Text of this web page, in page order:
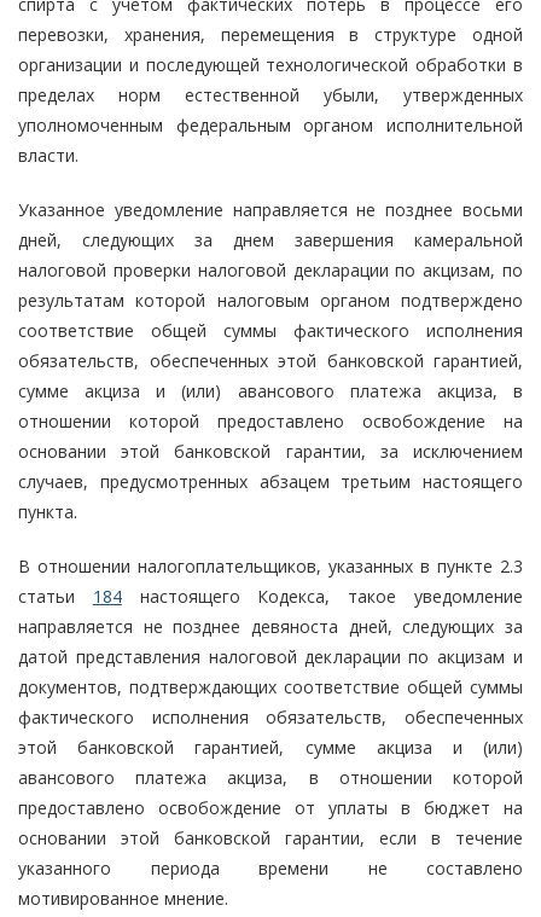
перевозки, хранения, перемещения в структуре одной
организации и последующей технологической обработки в
пределах норм естественной убыли, утвержденных
уполномоченным федеральным органом исполнительной
власти.
Указанное уведомление направляется не позднее восьми
дней, следующих за днем завершения камеральной
налоговой проверки налоговой декларации по акцизам, по
результатам которой налоговым органом подтверждено
соответствие общей суммы фактического исполнения
обязательств, обеспеченных этой банковской гарантией,
сумме акциза и (или) авансового платежа акциза, в
отношении которой предоставлено освобождение на
основании этой банковской гарантии, за исключением
случаев, предусмотренных абзацем третьим настоящего
пункта.
В отношении налогоплательщиков, указанных в пункте 2.3
статьи 184настоящего Кодекса, такое уведомление
направляется не позднее девяноста дней, следующих за
датой представления налоговой декларации по акцизам и
документов, подтверждающих соответствие общей суммы
фактического исполнения обязательств, обеспеченных
этой банковской гарантией, сумме акциза и (или)
авансового платежа акциза, в отношении которой
предоставлено освобождение от уплаты в бюджет на
основании этой банковской гарантии, если в течение
указанного периода времени не составлено
мотивированное мнение.